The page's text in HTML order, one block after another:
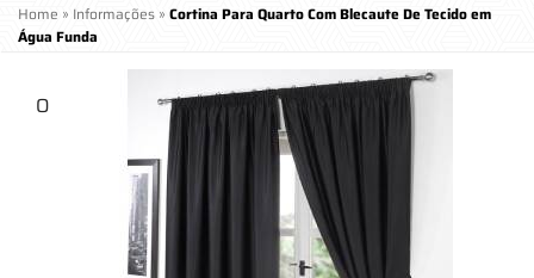
Home » Informações » Cortina Para Quarto Com Blecaute De Tecido em
Água Funda
O